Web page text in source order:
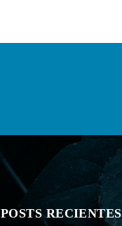
POSTS RECIENTES